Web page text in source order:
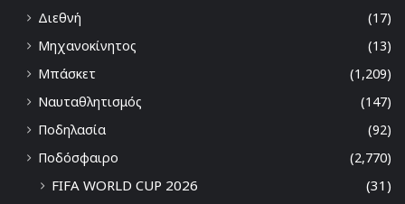
Διεθνή
(17)
Μηχανοκίνητος
(13)
Μπάσκετ
(1,209)
Ναυταθλητισμός
(147)
Ποδηλασία
(92)
Ποδόσφαιρο
(2,770)
FIFA WORLD CUP 2026 (31)